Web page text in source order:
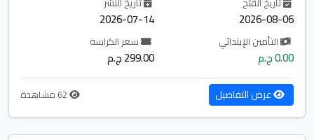
2026-08-06
2026-07-14
التأمين الإبتدائي
0.00 ج.م
سعر الكراسة
299.00 ج.م
عرض التفاصيل